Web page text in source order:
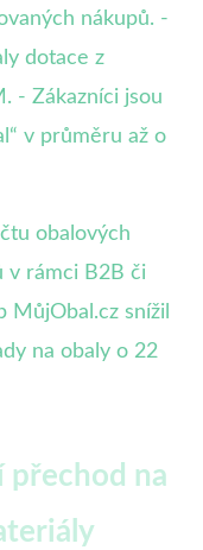
nákupů. -
dotace z
- Zákazníci jsou
v průměru až o
obalových
v rámci B2B či
MůjObal.cz snížil
na obaly o 22
na